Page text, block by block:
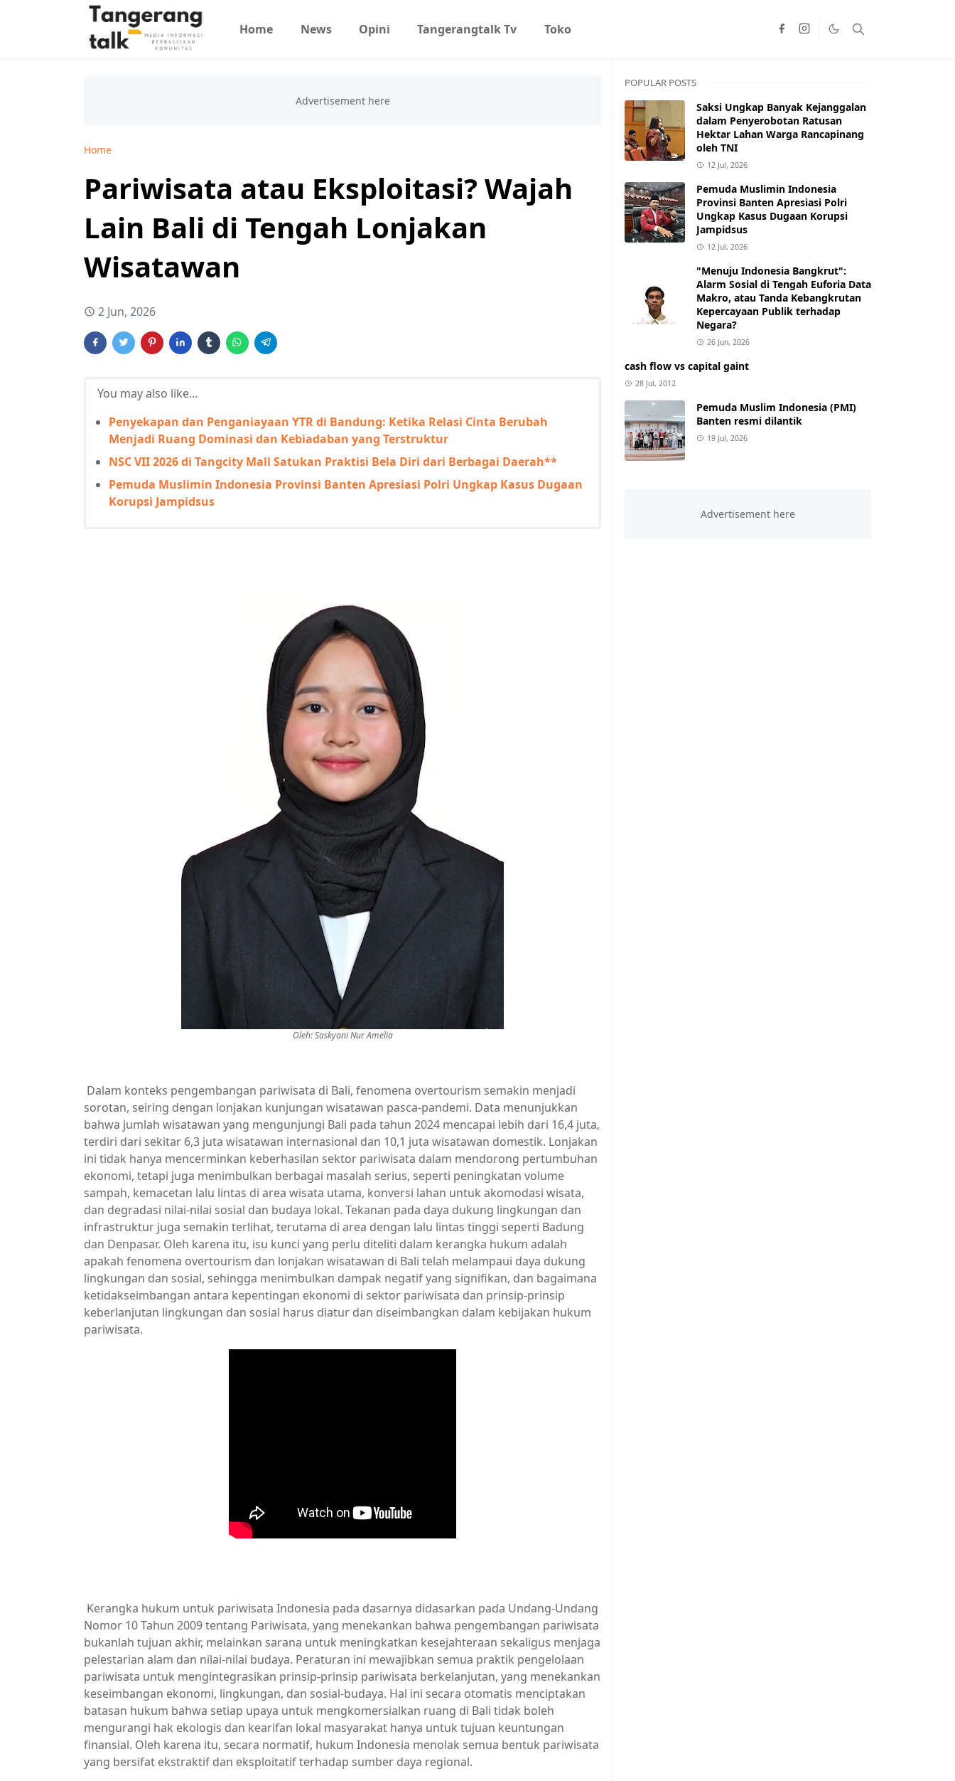
Home News Opini Tangerangtalk Tv Toko
Home
Pariwisata atau Eksploitasi? Wajah
Lain Bali di Tengah Lonjakan
Wisatawan
2 Jun, 2026
You may also like...
Penyekapan dan Penganiayaan YTR di Bandung: Ketika Relasi Cinta Berubah
Menjadi Ruang Dominasi dan Kebiadaban yang Terstruktur
NSC VII 2026 di Tangcity Mall Satukan Praktisi Bela Diri dari Berbagai Daerah**
Pemuda Muslimin Indonesia Provinsi Banten Apresiasi Polri Ungkap Kasus Dugaan
Korupsi Jampidsus
Oleh: Saskyani Nur Amelia
Dalam konteks pengembangan pariwisata di Bali, fenomena overtourism semakin menjadi
sorotan, seiring dengan lonjakan kunjungan wisatawan pasca-pandemi. Data menunjukkan
bahwa jumlah wisatawan yang mengunjungi Bali pada tahun 2024 mencapai lebih dari 16,4 juta,
terdiri dari sekitar 6,3 juta wisatawan internasional dan 10,1 juta wisatawan domestik. Lonjakan
ini tidak hanya mencerminkan keberhasilan sektor pariwisata dalam mendorong pertumbuhan
ekonomi, tetapi juga menimbulkan berbagai masalah serius, seperti peningkatan volume
sampah, kemacetan lalu lintas di area wisata utama, konversi lahan untuk akomodasi wisata,
dan degradasi nilai-nilai sosial dan budaya lokal. Tekanan pada daya dukung lingkungan dan
infrastruktur juga semakin terlihat, terutama di area dengan lalu lintas tinggi seperti Badung
dan Denpasar. Oleh karena itu, isu kunci yang perlu diteliti dalam kerangka hukum adalah
apakah fenomena overtourism dan lonjakan wisatawan di Bali telah melampaui daya dukung
lingkungan dan sosial, sehingga menimbulkan dampak negatif yang signifikan, dan bagaimana
ketidakseimbangan antara kepentingan ekonomi di sektor pariwisata dan prinsip-prinsip
keberlanjutan lingkungan dan sosial harus diatur dan diseimbangkan dalam kebijakan hukum
pariwisata.
Kerangka hukum untuk pariwisata Indonesia pada dasarnya didasarkan pada Undang-Undang
Nomor 10 Tahun 2009 tentang Pariwisata, yang menekankan bahwa pengembangan pariwisata
bukanlah tujuan akhir, melainkan sarana untuk meningkatkan kesejahteraan sekaligus menjaga
pelestarian alam dan nilai-nilai budaya. Peraturan ini mewajibkan semua praktik pengelolaan
pariwisata untuk mengintegrasikan prinsip-prinsip pariwisata berkelanjutan, yang menekankan
keseimbangan ekonomi, lingkungan, dan sosial-budaya. Hal ini secara otomatis menciptakan
batasan hukum bahwa setiap upaya untuk mengkomersialkan ruang di Bali tidak boleh
mengurangi hak ekologis dan kearifan lokal masyarakat hanya untuk tujuan keuntungan
finansial. Oleh karena itu, secara normatif, hukum Indonesia menolak semua bentuk pariwisata
yang bersifat ekstraktif dan eksploitatif terhadap sumber daya regional.
POPULAR POSTS
Saksi Ungkap Banyak Kejanggalan
dalam Penyerobotan Ratusan
Hektar Lahan Warga Rancapinang
oleh TNI
12 Jul, 2026
Pemuda Muslimin Indonesia
Provinsi Banten Apresiasi Polri
Ungkap Kasus Dugaan Korupsi
Jampidsus
12 Jul, 2026
"Menuju Indonesia Bangkrut":
Alarm Sosial di Tengah Euforia Data
Makro, atau Tanda Kebangkrutan
Kepercayaan Publik terhadap
Negara?
26 Jun, 2026
cash flow vs capital gaint
28 Jul, 2012
Pemuda Muslim Indonesia (PMI)
Banten resmi dilantik
19 Jul, 2026